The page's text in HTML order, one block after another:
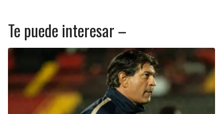
Te puede interesar –